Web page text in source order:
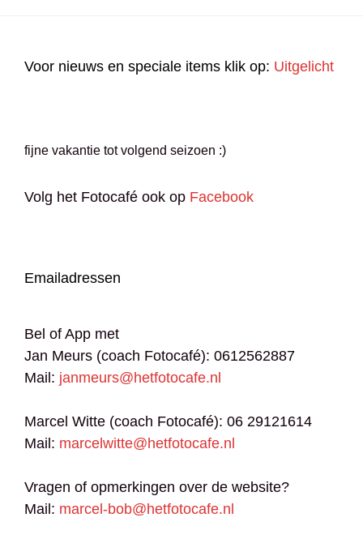
Voor nieuws en speciale items klik op: Uitgelicht
fijne vakantie tot volgend seizoen :)
Volg het Fotocafé ook op Facebook
Emailadressen
Bel of App met
Jan Meurs (coach Fotocafé): 0612562887
Mail: janmeurs@hetfotocafe.nl
Marcel Witte (coach Fotocafé): 06 29121614
Mail: marcelwitte@hetfotocafe.nl
Vragen of opmerkingen over de website?
Mail: marcel-bob@hetfotocafe.nl